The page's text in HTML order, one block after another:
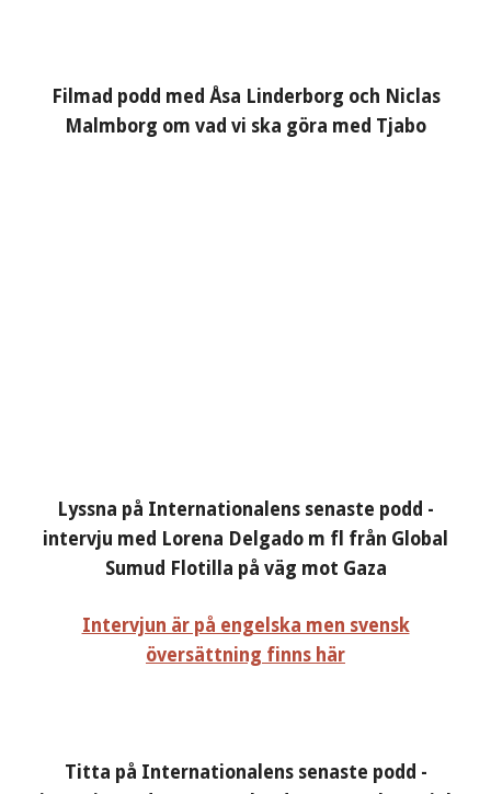
Filmad podd med Åsa Linderborg och Niclas
Malmborg om vad vi ska göra med Tjabo
Lyssna på Internationalens senaste podd -
intervju med Lorena Delgado m fl från Global
Sumud Flotilla på väg mot Gaza
Intervjun är på engelska men svensk
översättning finns här
Titta på Internationalens senaste podd -